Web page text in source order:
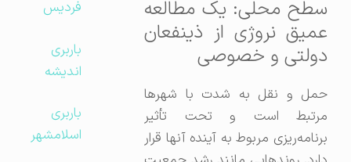
سطح محلی: یک مطالعه
عمیق نروژی از ذینفعان
دولتی و خصوصی
حمل و نقل به شدت با شهرها
مرتبط است و تحت تأثیر
برنامه‌ریزی مربوط به آینده آنها قرار
فردیس
باربری
اندیشه
باربری
اسلامشهر